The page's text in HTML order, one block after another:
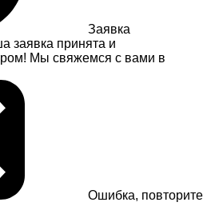
Заявка
заявка принята и
Мы свяжемся с вами в
Ошибка, повторите